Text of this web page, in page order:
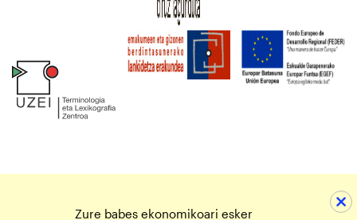
Zure babes ekonomikoari esker